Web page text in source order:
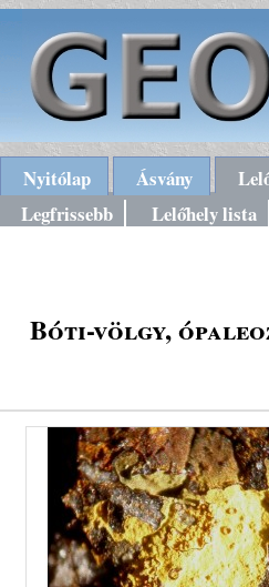
Nyitólap Ásvány
Legfrissebb
Lelőhely lista
Bóti-völgy,